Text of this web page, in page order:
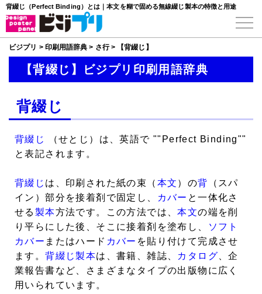
背綴じ（Perfect Binding）とは｜本文を糊で固める無線綴じ製本の特徴と用途
ビジプリ > 印刷用語辞典 > さ行> 【背綴じ】
【背綴じ】ビジプリ印刷用語辞典
背綴じ
背綴じ
（せとじ）は、英語で ""Perfect Binding""
と表記されます。
背綴じ は、印刷された紙の束（ 本文 ）の背 （スパ
イン）部分を接着剤で固定し、
カバー と一体化さ
せる 製本方法です。この方法では、本文の端を削
り平らにした後、そこに接着剤を塗布し、
ソフト
カバー またはハード カバー を貼り付けて完成させ
ます。背綴じ製本は、書籍、雑誌、 カタログ 、企
業報告書など、さまざまなタイプの出版物に広く
用いられています。